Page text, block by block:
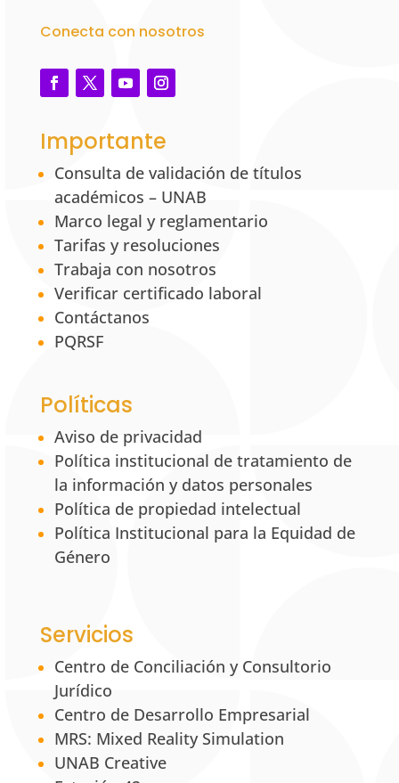
Conecta con nosotros
Importante
Consulta de validación de títulos
académicos – UNAB
Marco legal y reglamentario
Tarifas y resoluciones
Trabaja con nosotros
Verificar certificado laboral
Contáctanos
PQRSF
Políticas
Aviso de privacidad
Política institucional de tratamiento de
la información y datos personales
Política de propiedad intelectual
Política Institucional para la Equidad de
Género
Servicios
Centro de Conciliación y Consultorio
Jurídico
Centro de Desarrollo Empresarial
MRS: Mixed Reality Simulation
UNAB Creative